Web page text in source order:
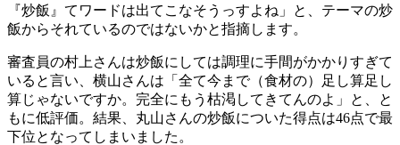
『炒飯』てワードは出てこなそうっすよね」と、テーマの炒
飯からそれているのではないかと指摘します。
審査員の村上さんは炒飯にしては調理に手間がかかりすぎて
いると言い、横山さんは「全て今まで（食材の）足し算足し
算じゃないですか。完全にもう枯渇してきてんのよ」と、と
もに低評価。結果、丸山さんの炒飯についた得点は46点で最
下位となってしまいました。